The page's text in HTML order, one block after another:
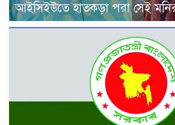
আইসিইউতে হাতকড়া পরা সেই